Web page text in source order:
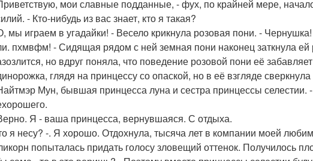
мои славные подданные, - фух, по крайней мере,
- Кто-нибудь из вас знает, кто я такая?
мы играем в угадайки! - Весело крикнула розовая пони. -
пхмвфм! - Сидящая рядом с ней земная пони наконец заткнула
но вдруг поняла, что поведение розовой пони её
глядя на принцессу со опаской, но в её взгляде сверкнула
Мун, бывшая принцесса луна и сестра принцессы селестии.
Я - ваша принцесса, вернувшаяся. С отдыха.
я несу? -. Я хорошо. Отдохнула, тысяча лет в компании моей
попыталась придать голосу зловещий оттенок. Получилось